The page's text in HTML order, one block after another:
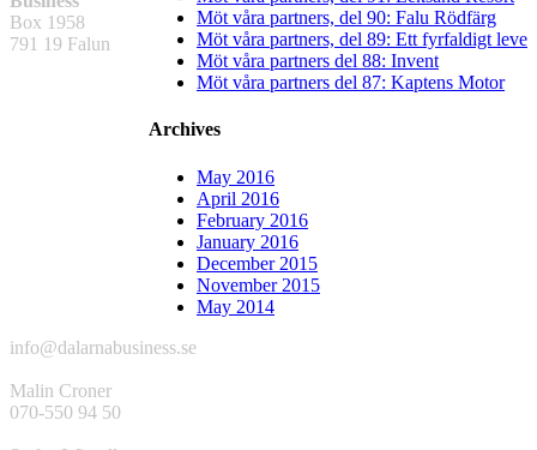
Möt våra partners, del 90: Falu Rödfärg
Möt våra partners, del 89: Ett fyrfaldigt leve
Möt våra partners del 88: Invent
Möt våra partners del 87: Kaptens Motor
Archives
May 2016
April 2016
February 2016
January 2016
December 2015
November 2015
May 2014
Box 1958
791 19 Falun
info@dalarnabusiness.se
Malin Croner
070-550 94 50